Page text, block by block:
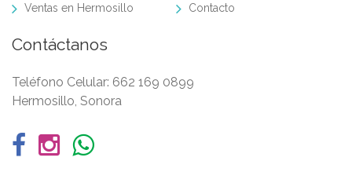
Ventas en Hermosillo
Contacto
Contáctanos
Teléfono Celular: 662 169 0899
Hermosillo, Sonora